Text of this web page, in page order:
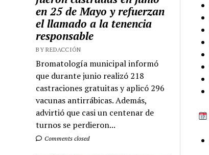
en 25 de Mayo y refuerzan
el llamado a la tenencia
responsable
BY REDACCIÓN
Bromatología municipal informó
que durante junio realizó 218
castraciones gratuitas y aplicó 296
vacunas antirrábicas. Además,
advirtió que casi un centenar de
turnos se perdieron...
Comments closed